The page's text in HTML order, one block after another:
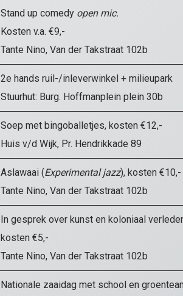
Stand up comedy open mic.
Kosten v.a. €9,-
Tante Nino, Van der Takstraat 102b
2e hands ruil-/inleverwinkel + milieupark
Stuurhut: Burg. Hoffmanplein plein 30b
Soep met bingoballetjes, kosten €12,-
Huis v/d Wijk, Pr. Hendrikkade 89
Aslawaai (Experimental jazz), kosten €10,-
Tante Nino, Van der Takstraat 102b
In gesprek over kunst en koloniaal
kosten €5,-
Tante Nino, Van der Takstraat 102b
Nationale zaaidag met school en